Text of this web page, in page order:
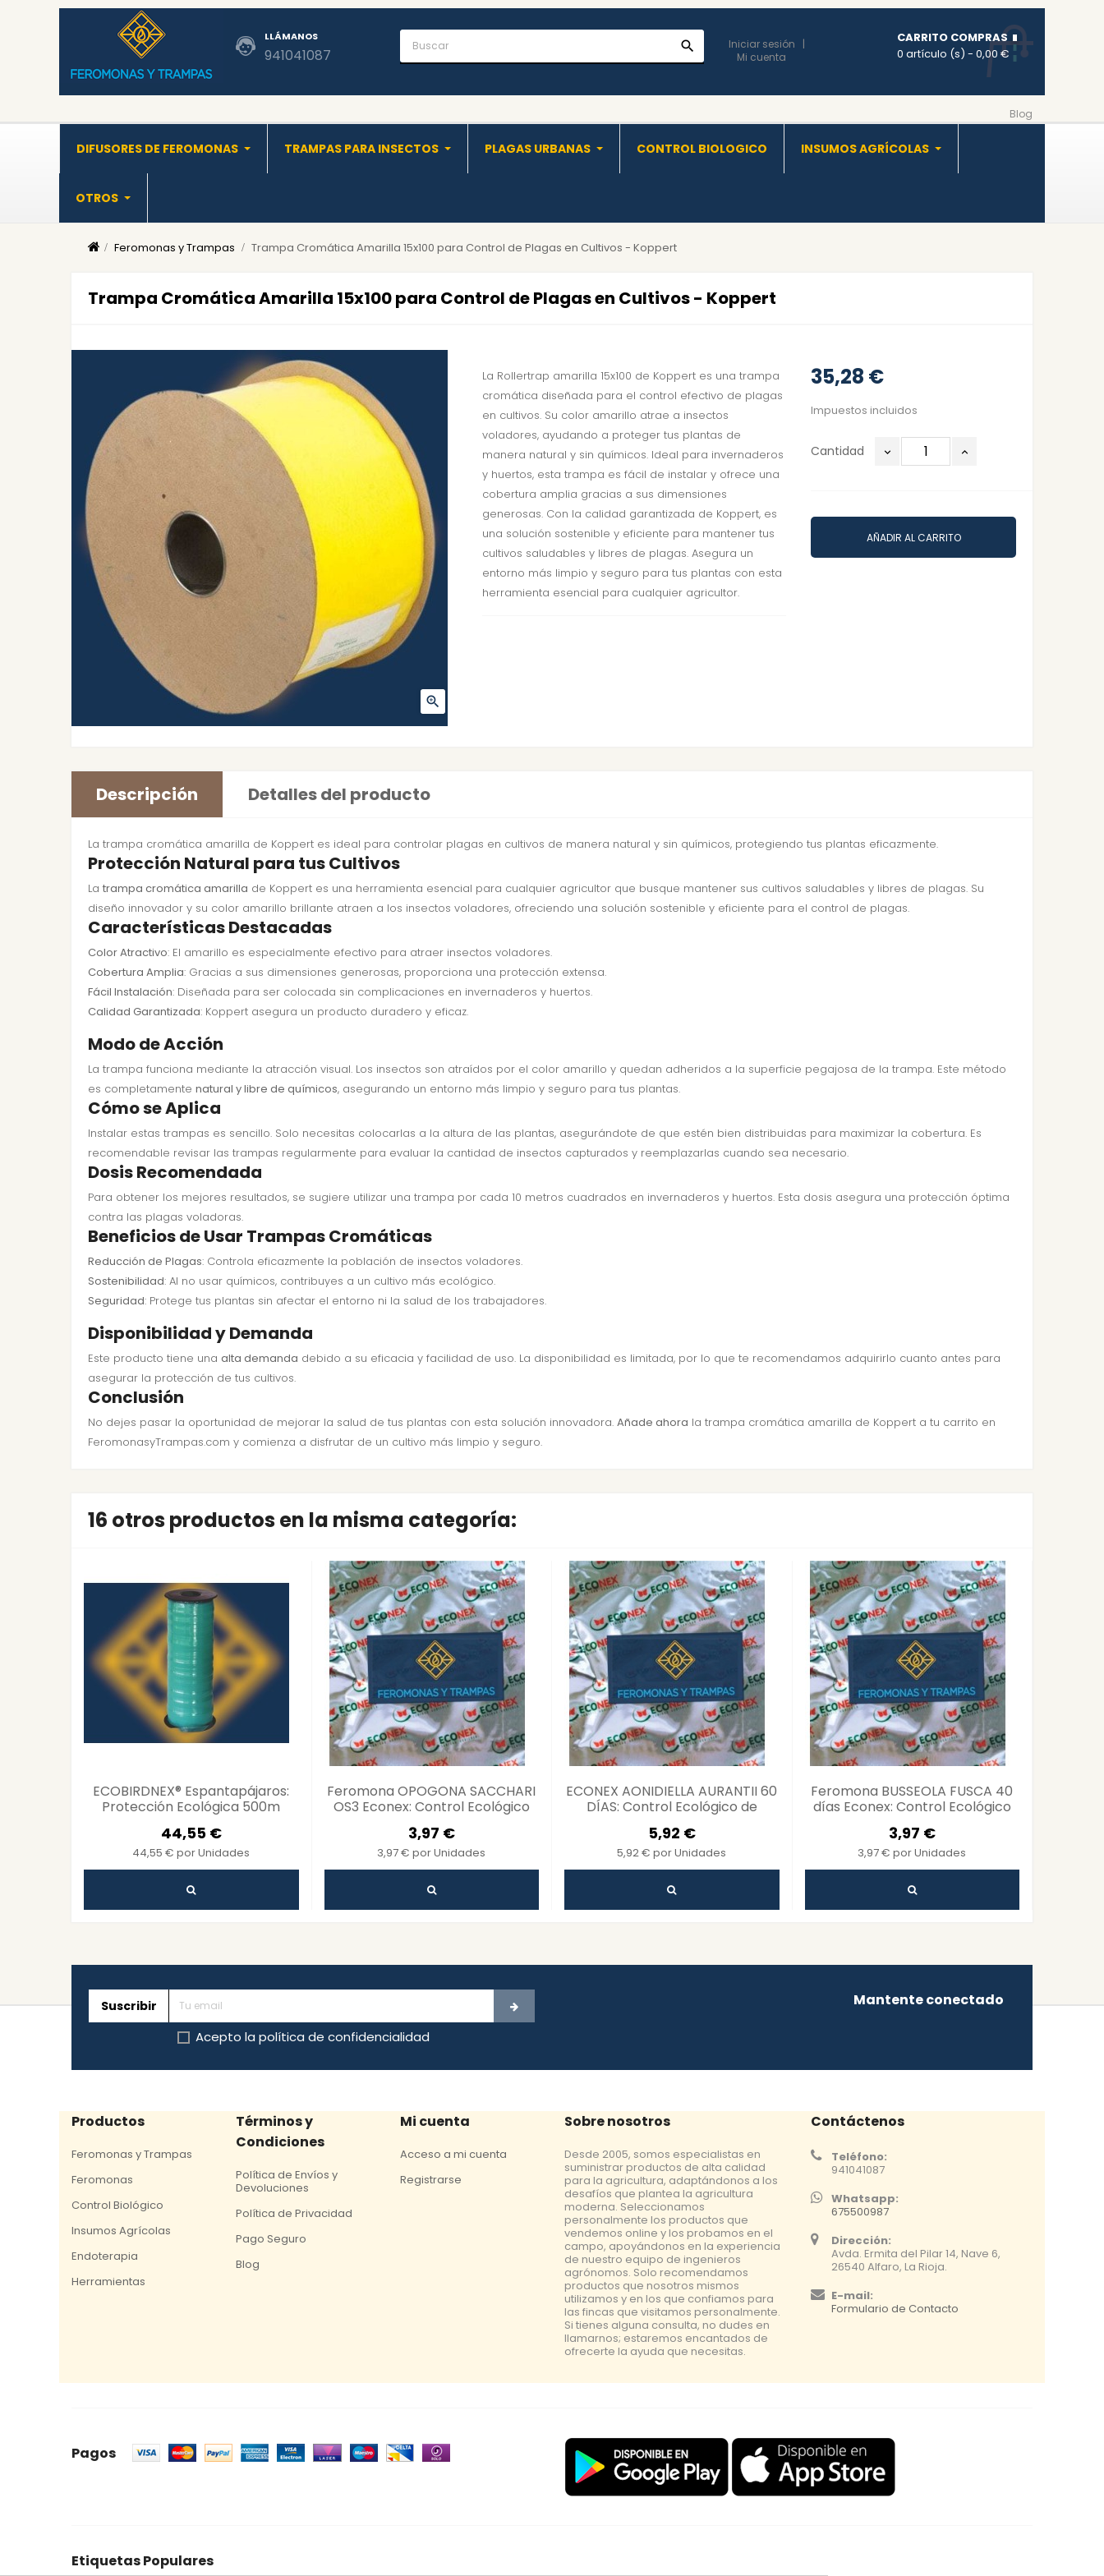
LLÁMANOS
941041087 search
Iniciar sesión
Mi cuenta
CARRITO COMPRAS
0 artículo (s) - 0,00 €
Blog
DIFUSORES DE FEROMONAS TRAMPAS PARA INSECTOS PLAGAS URBANAS CONTROL BIOLOGICO INSUMOS AGRÍCOLAS
OTROS
Feromonas y Trampas Trampa Cromática Amarilla 15x100 para Control de Plagas en Cultivos - Koppert
Trampa Cromática Amarilla 15x100 para Control de Plagas en Cultivos - Koppert

35,28 €
Impuestos incluidos
Cantidad
AÑADIR AL CARRITO
La Rollertrap amarilla 15x100 de Koppert es una trampa
cromática diseñada para el control efectivo de plagas
en cultivos. Su color amarillo atrae a insectos
voladores, ayudando a proteger tus plantas de
manera natural y sin químicos. Ideal para invernaderos
y huertos, esta trampa es fácil de instalar y ofrece una
cobertura amplia gracias a sus dimensiones
generosas. Con la calidad garantizada de Koppert, es
una solución sostenible y eficiente para mantener tus
cultivos saludables y libres de plagas. Asegura un
entorno más limpio y seguro para tus plantas con esta
herramienta esencial para cualquier agricultor.
Descripción Detalles del producto
La trampa cromática amarilla de Koppert es ideal para controlar plagas en cultivos de manera natural y sin químicos, protegiendo tus plantas eficazmente.
Protección Natural para tus Cultivos
La trampa cromática amarilla de Koppert es una herramienta esencial para cualquier agricultor que busque mantener sus cultivos saludables y libres de plagas. Su
diseño innovador y su color amarillo brillante atraen a los insectos voladores, ofreciendo una solución sostenible y eficiente para el control de plagas.
Características Destacadas
Color Atractivo: El amarillo es especialmente efectivo para atraer insectos voladores.
Cobertura Amplia: Gracias a sus dimensiones generosas, proporciona una protección extensa.
Fácil Instalación: Diseñada para ser colocada sin complicaciones en invernaderos y huertos.
Calidad Garantizada: Koppert asegura un producto duradero y eficaz.
Modo de Acción
La trampa funciona mediante la atracción visual. Los insectos son atraídos por el color amarillo y quedan adheridos a la superficie pegajosa de la trampa. Este método
es completamente natural y libre de químicos, asegurando un entorno más limpio y seguro para tus plantas.
Cómo se Aplica
Instalar estas trampas es sencillo. Solo necesitas colocarlas a la altura de las plantas, asegurándote de que estén bien distribuidas para maximizar la cobertura. Es
recomendable revisar las trampas regularmente para evaluar la cantidad de insectos capturados y reemplazarlas cuando sea necesario.
Dosis Recomendada
Para obtener los mejores resultados, se sugiere utilizar una trampa por cada 10 metros cuadrados en invernaderos y huertos. Esta dosis asegura una protección óptima
contra las plagas voladoras.
Beneficios de Usar Trampas Cromáticas
Reducción de Plagas: Controla eficazmente la población de insectos voladores.
Sostenibilidad: Al no usar químicos, contribuyes a un cultivo más ecológico.
Seguridad: Protege tus plantas sin afectar el entorno ni la salud de los trabajadores.
Disponibilidad y Demanda
Este producto tiene una alta demanda debido a su eficacia y facilidad de uso. La disponibilidad es limitada, por lo que te recomendamos adquirirlo cuanto antes para
asegurar la protección de tus cultivos.
Conclusión
No dejes pasar la oportunidad de mejorar la salud de tus plantas con esta solución innovadora. Añade ahora la trampa cromática amarilla de Koppert a tu carrito en
FeromonasyTrampas.com y comienza a disfrutar de un cultivo más limpio y seguro.
16 otros productos en la misma categoría:
ECOBIRDNEX® Espantapájaros:
Protección Ecológica 500m
44,55 €
44,55 € por Unidades
Feromona OPOGONA SACCHARI
OS3 Econex: Control Ecológico
Plagas
3,97 €
3,97 € por Unidades
ECONEX AONIDIELLA AURANTII 60
DÍAS: Control Ecológico de
5,92 €
5,92 € por Unidades
Feromona BUSSEOLA FUSCA 40
días Econex: Control Ecológico
3,97 €
3,97 € por Unidades
Suscribir
Acepto la política de confidencialidad
Mantente conectado
Productos
Feromonas y Trampas
Feromonas
Control Biológico
Insumos Agrícolas
Endoterapia
Herramientas
Términos y
Condiciones
Política de Envíos y
Devoluciones
Política de Privacidad
Pago Seguro
Blog
Mi cuenta
Acceso a mi cuenta
Registrarse
Sobre nosotros
Desde 2005, somos especialistas en
suministrar productos de alta calidad
para la agricultura, adaptándonos a los
desafíos que plantea la agricultura
moderna. Seleccionamos
personalmente los productos que
vendemos online y los probamos en el
campo, apoyándonos en la experiencia
de nuestro equipo de ingenieros
agrónomos. Solo recomendamos
productos que nosotros mismos
utilizamos y en los que confiamos para
las fincas que visitamos personalmente.
Si tienes alguna consulta, no dudes en
llamarnos; estaremos encantados de
ofrecerte la ayuda que necesitas.
Contáctenos
Teléfono:
941041087
Whatsapp:
675500987
Dirección:
Avda. Ermita del Pilar 14, Nave 6,
26540 Alfaro, La Rioja.
E-mail:
Formulario de Contacto
Pagos
Etiquetas Populares